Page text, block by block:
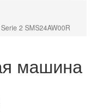
2 SMS24AW00R
машина